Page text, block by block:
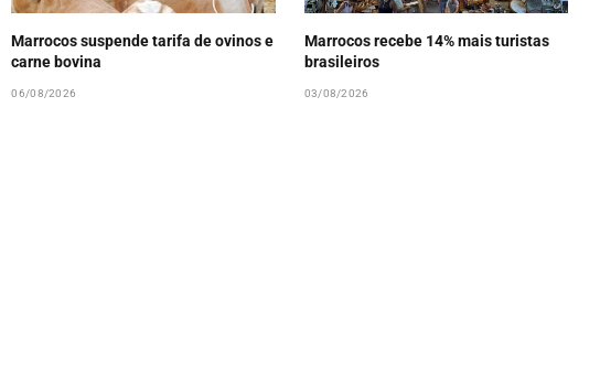
Marrocos suspende tarifa de ovinos e
carne bovina
06/08/2026
Marrocos recebe 14% mais turistas
brasileiros
03/08/2026